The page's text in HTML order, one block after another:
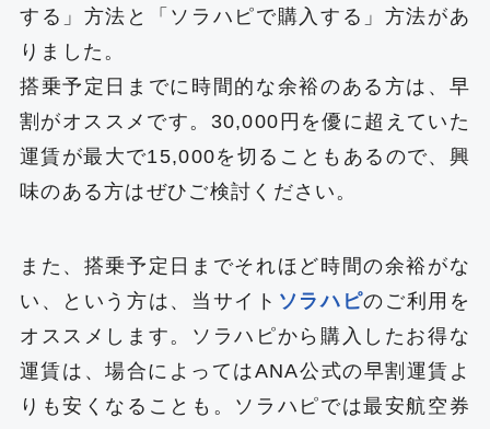
する」方法と「ソラハピで購入する」方法があ
りました。
搭乗予定日までに時間的な余裕のある方は、早
割がオススメです。30,000円を優に超えていた
運賃が最大で15,000を切ることもあるので、興
味のある方はぜひご検討ください。
また、搭乗予定日までそれほど時間の余裕がな
い、という方は、当サイト ソラハピのご利用を
オススメします。ソラハピから購入したお得な
運賃は、場合によってはANA公式の早割運賃よ
りも安くなることも。ソラハピでは最安航空券